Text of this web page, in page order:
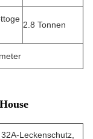
2.8 Tonnen
Leckenschutz,